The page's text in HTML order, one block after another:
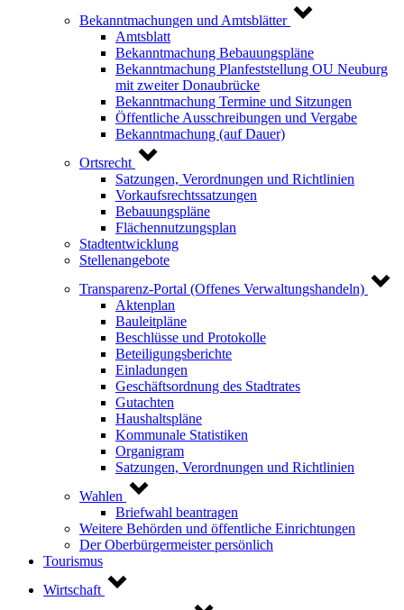
Bekanntmachungen und Amtsblätter
Amtsblatt
Bekanntmachung Bebauungspläne
Bekanntmachung Planfeststellung OU Neuburg
mit zweiter Donaubrücke
Bekanntmachung Termine und Sitzungen
Öffentliche Ausschreibungen und Vergabe
Bekanntmachung (auf Dauer)
Ortsrecht
Satzungen, Verordnungen und Richtlinien
Vorkaufsrechtssatzungen
Bebauungspläne
Flächennutzungsplan
Stadtentwicklung
Stellenangebote
Transparenz-Portal (Offenes Verwaltungshandeln)
Aktenplan
Bauleitpläne
Beschlüsse und Protokolle
Beteiligungsberichte
Einladungen
Geschäftsordnung des Stadtrates
Gutachten
Haushaltspläne
Kommunale Statistiken
Organigram
Satzungen, Verordnungen und Richtlinien
Wahlen
Briefwahl beantragen
Weitere Behörden und öffentliche Einrichtungen
Der Oberbürgermeister persönlich
Tourismus
Wirtschaft